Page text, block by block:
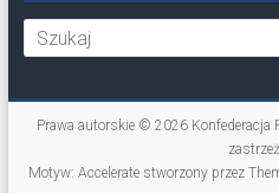
Prawa autorskie © 2026 Konfederacja
Motyw:Accelerate stworzony przez